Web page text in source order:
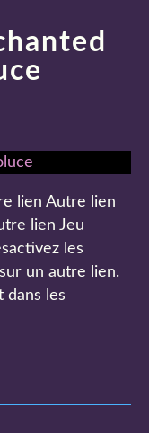
lien Autre lien
lien Jeu
les
un autre lien.
dans les